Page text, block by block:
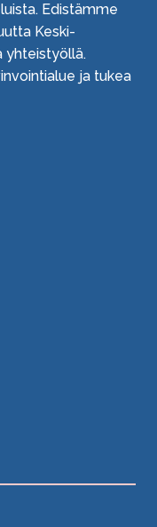
Edistämme
Keski-
yhteistyöllä.
ja tukea